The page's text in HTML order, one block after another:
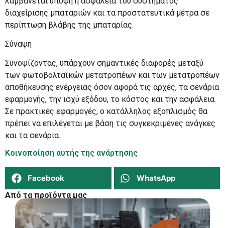
διαχείρισης μπαταριών και τα προστατευτικά μέτρα σε
περίπτωση βλάβης της μπαταρίας.
Σύναψη
Συνοψίζοντας, υπάρχουν σημαντικές διαφορές μεταξύ
των φωτοβολταϊκών μετατροπέων και των μετατροπέων
αποθήκευσης ενέργειας όσον αφορά τις αρχές, τα σενάρια
εφαρμογής, την ισχύ εξόδου, το κόστος και την ασφάλεια.
Σε πρακτικές εφαρμογές, ο κατάλληλος εξοπλισμός θα
πρέπει να επιλέγεται με βάση τις συγκεκριμένες ανάγκες
και τα σενάρια.
Κοινοποίηση αυτής της ανάρτησης
Facebook
WhatsApp
Από τα προϊόντα μας